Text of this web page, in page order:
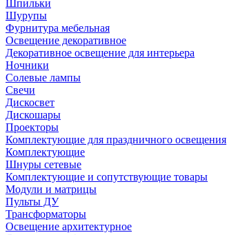
Шпильки
Шурупы
Фурнитура мебельная
Освещение декоративное
Декоративное освещение для интерьера
Ночники
Солевые лампы
Свечи
Дискосвет
Дискошары
Проекторы
Комплектующие для праздничного освещения
Комплектующие
Шнуры сетевые
Комплектующие и сопутствующие товары
Модули и матрицы
Пульты ДУ
Трансформаторы
Освещение архитектурное